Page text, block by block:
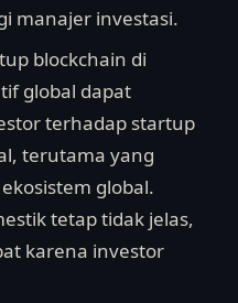
manajer investasi.
blockchain di
global dapat
terhadap startup
terutama yang
global.
tetap tidak jelas,
karena investor